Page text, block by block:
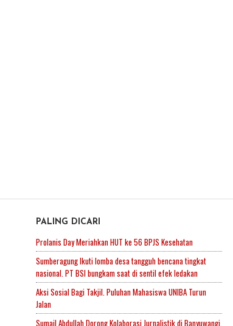
PALING DICARI
Prolanis Day Meriahkan HUT ke 56 BPJS Kesehatan
Sumberagung Ikuti lomba desa tangguh bencana tingkat
nasional. PT BSI bungkam saat di sentil efek ledakan
Aksi Sosial Bagi Takjil. Puluhan Mahasiswa UNIBA Turun
Jalan
Sumail Abdullah Dorong Kolaborasi Jurnalistik di Banyuwangi,